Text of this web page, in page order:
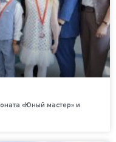
«Юный мастер» и